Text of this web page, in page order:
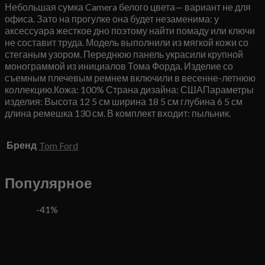
Небольшая сумка Camera белого цвета— вариант не для
офиса. Зато на прогулке она будет незаменима: у
аксессуара жесткое дно поэтому найти помаду или ключи
не составит труда. Модель выполнили из мягкой кожи со
стеганым узором. Переднюю панель украсили крупной
монограммой из инициалов Тома Форда. Изделие со
съемным плечевым ремнем включили в весенне-летнюю
коллекцию.Кожа: 100% Страна дизайна: СШАПараметры
изделия: Высота 12 5 см ширина 18 5 см глубина 6 5 см
длина ремешка 130 см. В комплект входит: пыльник.
Бренд Tom Ford
Популярное
-41%